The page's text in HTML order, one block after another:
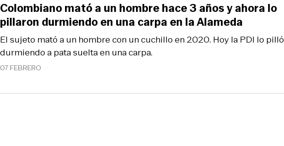
07 FEBRERO
El sujeto mató a un hombre con un cuchillo en 2020. Hoy la PDI lo pilló
durmiendo a pata suelta en una carpa.
Colombiano mató a un hombre hace 3 años y ahora lo
pillaron durmiendo en una carpa en la Alameda